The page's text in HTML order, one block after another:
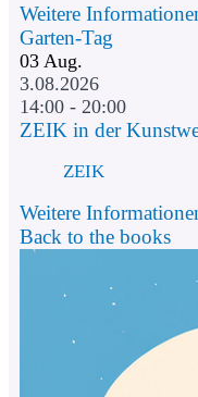
Weitere
Garten-Tag
03 Aug.
3.08.2026
14:00 - 20:00
ZEIK in der
ZEIK
Weitere
Back to the books